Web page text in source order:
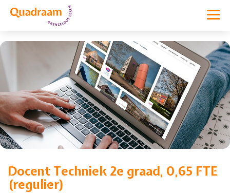
Vacature niet meer actief
Docent Techniek 2e graad, 0,65 FTE
(regulier)